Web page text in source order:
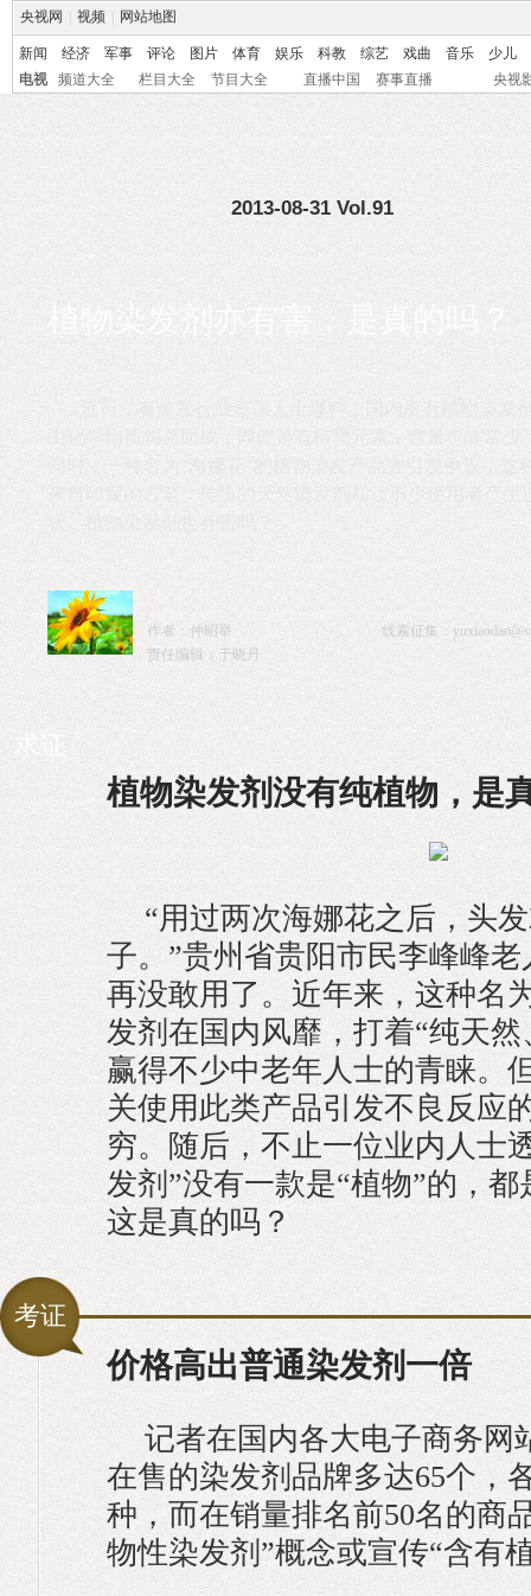
央视网 视频 网站地图
新闻 经济 军事 评论 图片 体育 娱乐 科教 综艺 戏曲 音乐
少儿
电视
频道大全 栏目大全 节目大全 直播中国 赛事直播 央视
2013-08-31 Vol.91
植物染发剂亦有害，是真的吗？
作者：仲昭举
责任编辑：于晓丹
线索征集：
求证
植物染发剂没有纯植物，是
“用过两次海娜花之后，头
子。”贵州省贵阳市民李峰峰
再没敢用了。近年来，这种名
发剂在国内风靡，打着“纯天
赢得不少中老年人士的青睐。
关使用此类产品引发不良反应
穷。随后，不止一位业内人士
发剂”没有一款是“植物”的，
这是真的吗？
考证
价格高出普通染发剂一倍
记者在国内各大电子商务网
在售的染发剂品牌多达65个，
种，而在销量排名前50名的商
物性染发剂”概念或宣传“含有